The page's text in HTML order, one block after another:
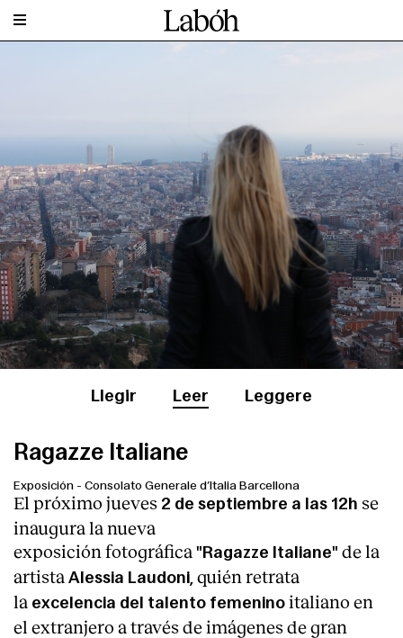
Llegir Leer Leggere
Ragazze Italiane
Exposición - Consolato Generale d’Italia Barcellona
El próximo jueves 2 de septiembre a las 12h se
inaugura la nueva
exposición fotográfica "Ragazze Italiane" de la
artista Alessia Laudoni, quién retrata
la excelencia del talento femenino italiano en
el extranjero a través de imágenes de gran